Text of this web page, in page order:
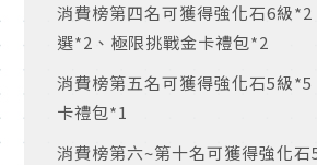
消費榜第四名可獲得強化石6級*2
選*2、極限挑戰金卡禮包*2
消費榜第五名可獲得強化石5級
卡禮包*1
消費榜第六~第十名可獲得強化